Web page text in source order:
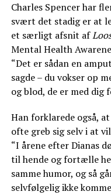
Charles Spencer har
svært det stadig er at
et særligt afsnit af
Mental Health
“Det er sådan en
sagde – du vokser op
og blod, de er med dig
Han forklarede også,
ofte greb sig selv i at
“I årene efter Dianas
til hende og fortælle
samme humor, og så
selvfølgelig ikke